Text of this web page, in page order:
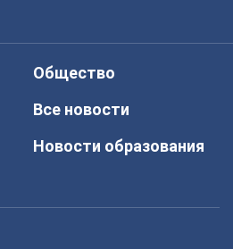
Общество
Все новости
Новости образования